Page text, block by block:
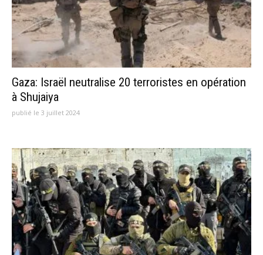
Gaza: Israël neutralise 20 terroristes en opération
à Shujaiya
publié le 3 juillet 2024